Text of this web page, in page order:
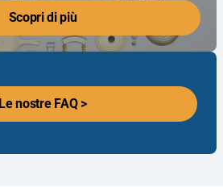
Scopri di più
Le nostre FAQ >